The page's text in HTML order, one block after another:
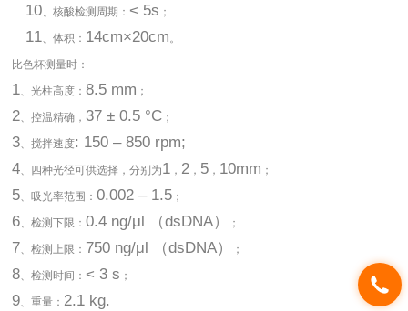
10、核酸检测周期： < 5s ；
11、体积： 14cm×20cm。
比色杯测量时：
1、光柱高度：8.5 mm ；
2、控温精确， 37 ± 0.5 °C ；
3、搅拌速度: 150 – 850 rpm;
4、四种光径可供选择，分别为1 ， 2 ， 5 ， 10mm ；
5、吸光率范围：0.002 – 1.5 ；
6、检测下限：0.4 ng/μl （dsDNA） ；
7、检测上限： 750 ng/μl （dsDNA） ；
8、检测时间： < 3 s ；
9、重量： 2.1 kg.